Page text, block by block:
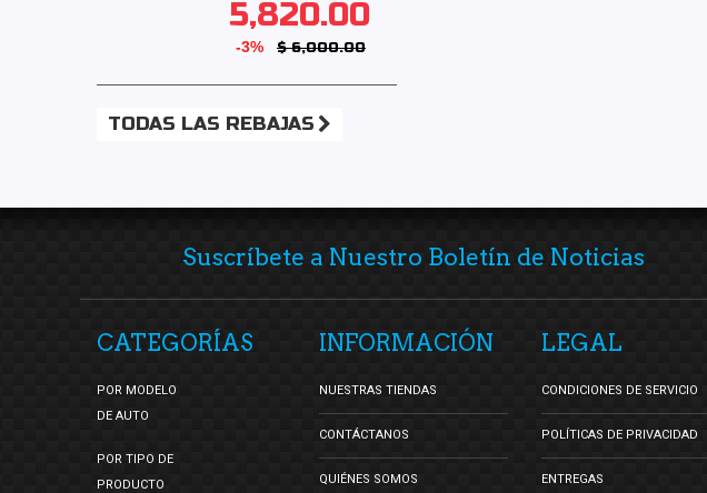
5,820.00
-3% $ 6,000.00
TODAS LAS REBAJAS
Suscríbete a Nuestro Boletín de Noticias
CATEGORÍAS
POR MODELO
DE AUTO
POR TIPO DE
PRODUCTO
INFORMACIÓN
NUESTRAS TIENDAS
CONTÁCTANOS
QUIÉNES SOMOS
LEGAL
CONDICIONES DE SERVICIO
POLÍTICAS DE PRIVACIDAD
ENTREGAS